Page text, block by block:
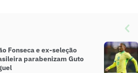
Fonseca e ex-seleção
parabenizam Guto